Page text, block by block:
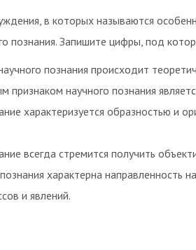
в которых называются
познания. Запишите цифры, под
познания происходит
признаком научного познания
характеризуется образностью и
всегда стремится получить
характерна направленность
и явлений.